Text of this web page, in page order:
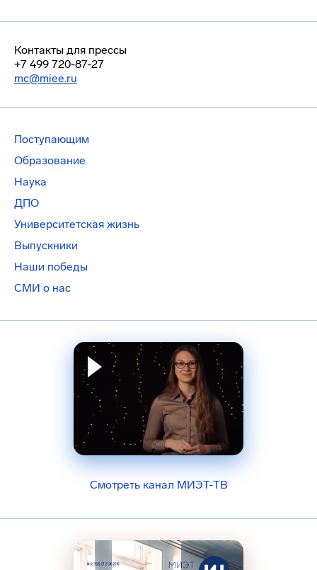
Контакты для прессы
+7 499 720-87-27
mc@miee.ru
Поступающим
Образование
Наука
ДПО
Университетская жизнь
Выпускники
Наши победы
СМИ о нас
Смотреть канал МИЭТ-ТВ